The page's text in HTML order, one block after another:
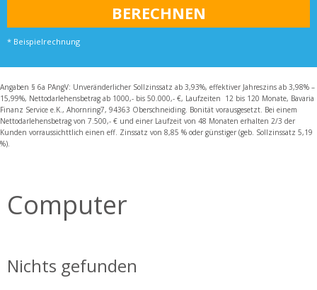
* Beispielrechnung
Angaben § 6a PAngV: Unveränderlicher Sollzinssatz ab 3,93%, effektiver Jahreszins ab 3,98% –
15,99%, Nettodarlehensbetrag ab 1000,- bis 50.000,- €, Laufzeiten 12 bis 120 Monate, Bavaria
Finanz Service e.K., Ahornring7, 94363 Oberschneiding. Bonität vorausgesetzt. Bei einem
Nettodarlehensbetrag von 7.500,- € und einer Laufzeit von 48 Monaten erhalten 2/3 der
Kunden vorraussichttlich einen eff. Zinssatz von 8,85 % oder günstiger (geb. Sollzinssatz 5,19
%).
Computer
Nichts gefunden